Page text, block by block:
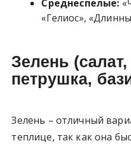
Среднеспелые:
«Гелиос»,
Зелень
петрушка,
Зелень – отличный
теплице, так как она